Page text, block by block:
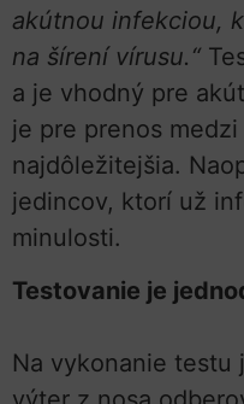
akútnou infekciou,
na šírení vírusu.“
a je vhodný pre
je pre prenos
najdôležitejšia.
jedincov, ktorí už
minulosti.
Testovanie je
Na vykonanie